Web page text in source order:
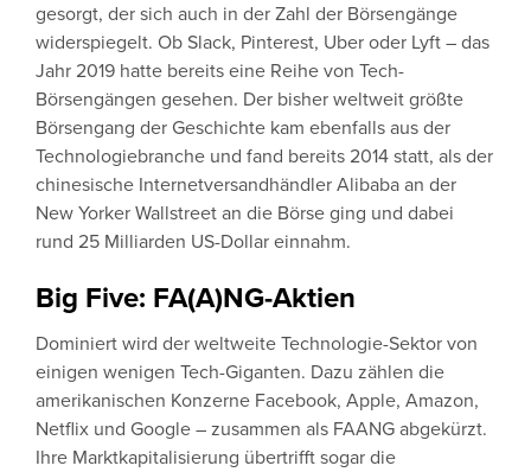
gesorgt, der sich auch in der Zahl der Börsengänge
widerspiegelt. Ob Slack, Pinterest, Uber oder Lyft – das
Jahr 2019 hatte bereits eine Reihe von Tech-
Börsengängen gesehen. Der bisher weltweit größte
Börsengang der Geschichte kam ebenfalls aus der
Technologiebranche und fand bereits 2014 statt, als der
chinesische Internetversandhändler Alibaba an der
New Yorker Wallstreet an die Börse ging und dabei
rund 25 Milliarden US-Dollar einnahm.
Big Five: FA(A)NG-Aktien
Dominiert wird der weltweite Technologie-Sektor von
einigen wenigen Tech-Giganten. Dazu zählen die
amerikanischen Konzerne Facebook, Apple, Amazon,
Netflix und Google – zusammen als FAANG abgekürzt.
Ihre Marktkapitalisierung übertrifft sogar die